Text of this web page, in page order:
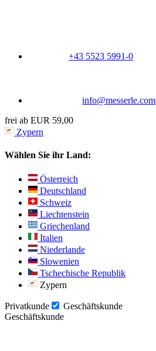
+43 5523 5991-0
info@messerle.com
frei ab EUR 59,00
Zypern
Wählen Sie ihr Land:
Österreich
Deutschland
Schweiz
Liechtenstein
Griechenland
Italien
Niederlande
Slowenien
Tschechische Republik
Zypern
Privatkunde
Geschäftskunde
Geschäftskunde